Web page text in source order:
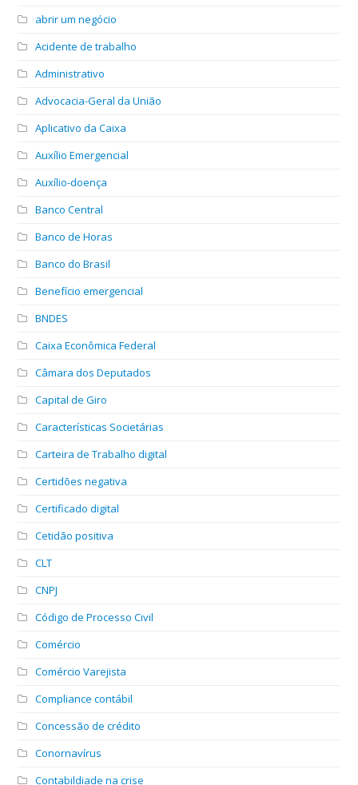
abrir um negócio
Acidente de trabalho
Administrativo
Advocacia-Geral da União
Aplicativo da Caixa
Auxílio Emergencial
Auxílio-doença
Banco Central
Banco de Horas
Banco do Brasil
Benefício emergencial
BNDES
Caixa Econômica Federal
Câmara dos Deputados
Capital de Giro
Características Societárias
Carteira de Trabalho digital
Certidões negativa
Certificado digital
Cetidão positiva
CLT
CNPJ
Código de Processo Civil
Comércio
Comércio Varejista
Compliance contábil
Concessão de crédito
Conornavírus
Contabildiade na crise